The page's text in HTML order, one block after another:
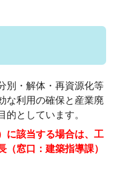
別・解体・再資源化等
な利用の確保と産業廃
的としています。
に該当する場合は、工
（窓口：建築指導課）